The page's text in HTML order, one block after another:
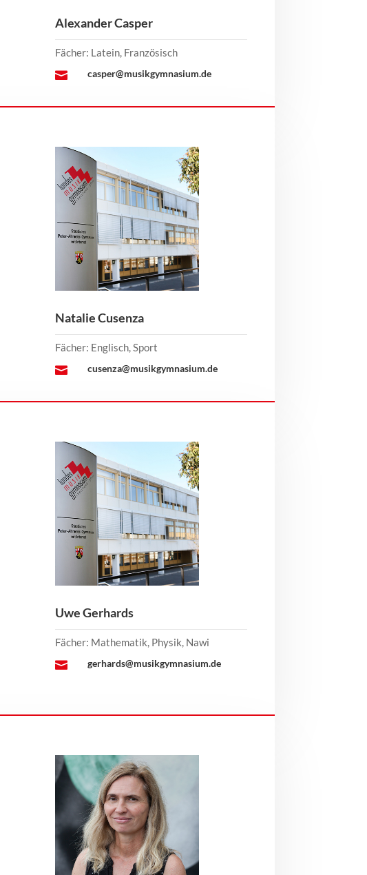
Alexander Casper
Fächer: Latein, Französisch

casper@musikgymnasium.de
Natalie Cusenza
Fächer: Englisch, Sport

cusenza@musikgymnasium.de
Uwe Gerhards
Fächer: Mathematik, Physik, Nawi

gerhards@musikgymnasium.de